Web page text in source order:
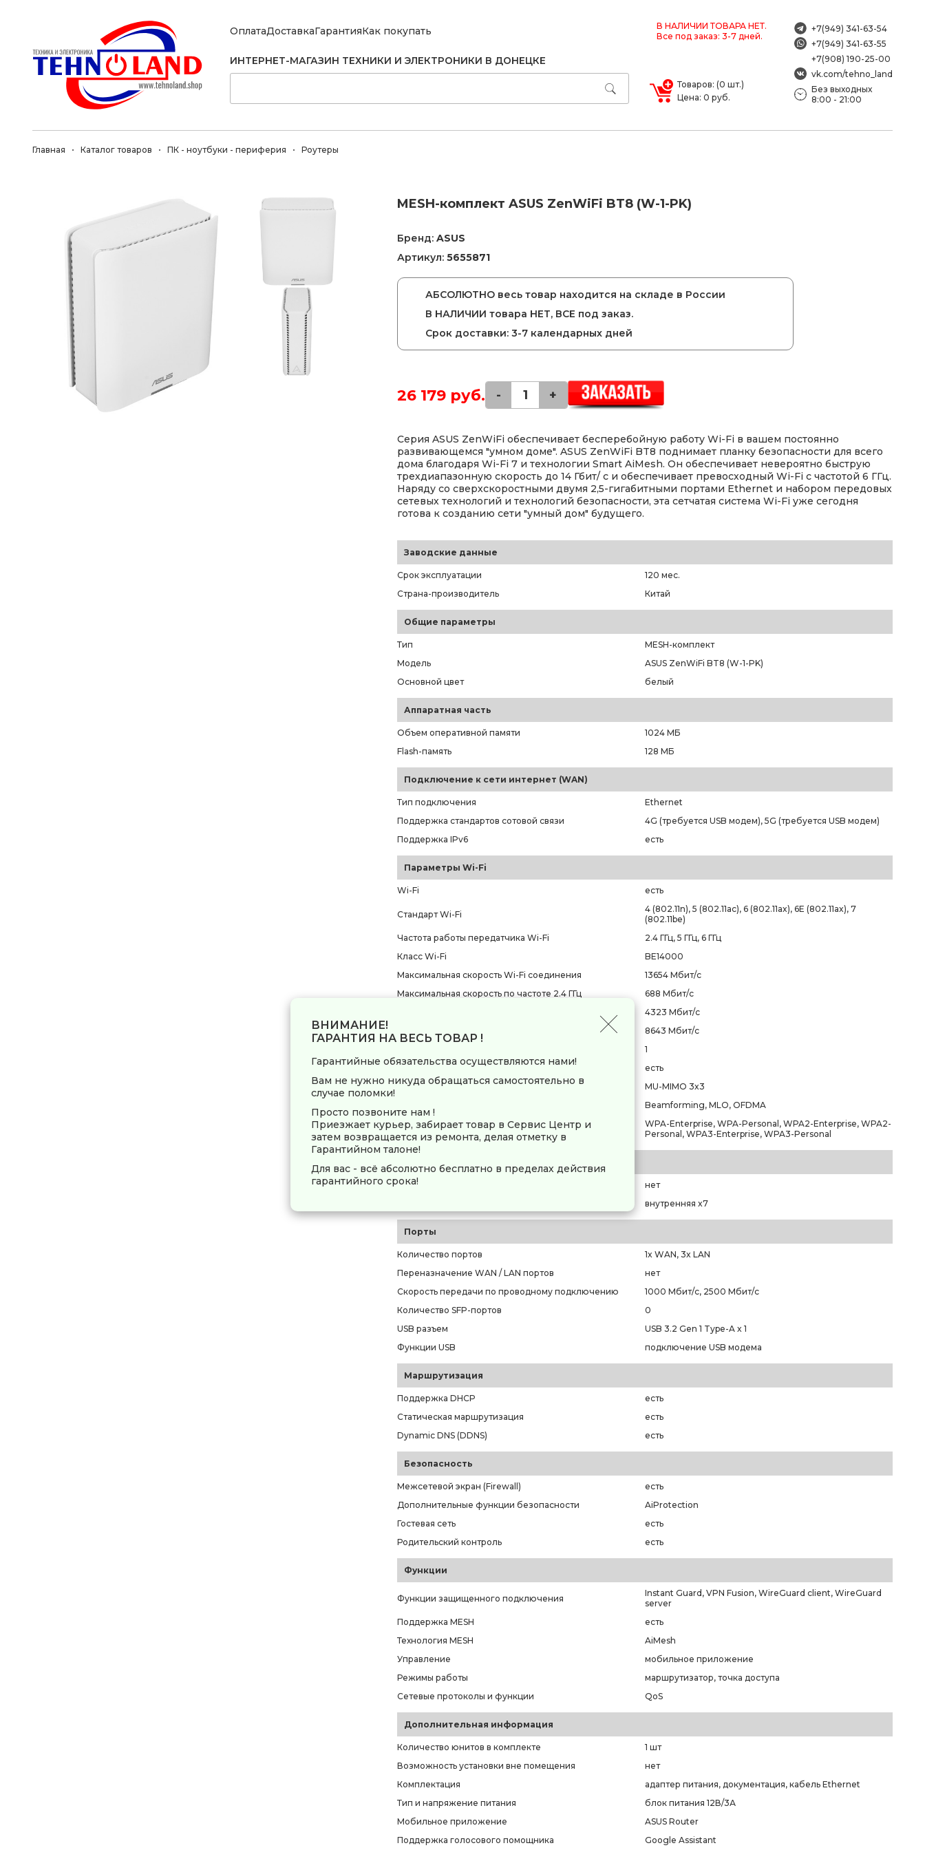
ОплатаДоставкаГарантияКак покупать
В НАЛИЧИИ ТОВАРА НЕТ.
Все под заказ: 3-7 дней.
ИНТЕРНЕТ-МАГАЗИН ТЕХНИКИ И ЭЛЕКТРОНИКИ В ДОНЕЦКЕ
Товаров: (0 шт.)
Цена: 0 руб.
+7(949) 341-63-54
+7(949) 341-63-55
+7(908) 190-25-00
vk.com/tehno_land
Без выходных
8:00 - 21:00
Главная Каталог товаров ПК - ноутбуки - периферия Роутеры
MESH-комплект ASUS ZenWiFi BT8 (W-1-PK)
Бренд: ASUS
Артикул: 5655871
АБСОЛЮТНО весь товар находится на складе в России
В НАЛИЧИИ товара НЕТ, ВСЕ под заказ.
Срок доставки: 3-7 календарных дней
26 179 руб. - +
Серия ASUS ZenWiFi обеспечивает бесперебойную работу Wi-Fi в вашем постоянно
развивающемся "умном доме". ASUS ZenWiFi BT8 поднимает планку безопасности для всего
дома благодаря Wi-Fi 7 и технологии Smart AiMesh. Он обеспечивает невероятно быструю
трехдиапазонную скорость до 14 Гбит/ с и обеспечивает превосходный Wi-Fi с частотой 6 ГГц.
Наряду со сверхскоростными двумя 2,5-гигабитными портами Ethernet и набором передовых
сетевых технологий и технологий безопасности, эта сетчатая система Wi-Fi уже сегодня
готова к созданию сети "умный дом" будущего.
Заводские данные
Срок эксплуатации
120 мес.
Страна-производитель
Китай
Общие параметры
Тип
MESH-комплект
Модель
ASUS ZenWiFi BT8 (W-1-PK)
Основной цвет
белый
Аппаратная часть
Объем оперативной памяти
1024 МБ
Flash-память
128 МБ
Подключение к сети интернет (WAN)
Тип подключения
Ethernet
Поддержка стандартов сотовой связи
4G (требуется USB модем), 5G (требуется USB модем)
Поддержка IPv6
есть
Параметры Wi-Fi
Wi-Fi есть
Стандарт Wi-Fi
4 (802.11n), 5 (802.11ac), 6 (802.11ax), 6E (802.11ax), 7
(802.11be)
Частота работы передатчика Wi-Fi
2.4 ГГц, 5 ГГц, 6 ГГц
Класс Wi-Fi
BE14000
Максимальная скорость Wi-Fi соединения
13654 Мбит/с
Максимальная скорость по частоте 2.4 ГГц
688 Мбит/с
4323 Мбит/с
8643 Мбит/с
1
Одновременная работа в двух диапазонах
есть
Многопотоковая передача данных
MU-MIMO 3x3
Beamforming, MLO, OFDMA
Безопасность соединения
WPA-Enterprise, WPA-Personal, WPA2-Enterprise, WPA2-
Personal, WPA3-Enterprise, WPA3-Personal
Антенна
Съемная антенна
нет
внутренняя x7
Порты
Количество портов
1x WAN, 3x LAN
Переназначение WAN / LAN портов
нет
Скорость передачи по проводному подключению
1000 Мбит/с, 2500 Мбит/с
Количество SFP-портов
0
USB разъем
USB 3.2 Gen 1 Type-A x 1
Функции USB
подключение USB модема
Маршрутизация
Поддержка DHCP
есть
Статическая маршрутизация
есть
Dynamic DNS (DDNS)
есть
Безопасность
Межсетевой экран (Firewall)
есть
Дополнительные функции безопасности
AiProtection
Гостевая сеть
есть
Родительский контроль
есть
Функции
Функции защищенного подключения
Instant Guard, VPN Fusion, WireGuard client, WireGuard
server
Поддержка MESH
есть
Технология MESH
AiMesh
Управление
мобильное приложение
Режимы работы
маршрутизатор, точка доступа
Сетевые протоколы и функции
QoS
Дополнительная информация
Количество юнитов в комплекте
1 шт
Возможность установки вне помещения
нет
Комплектация
адаптер питания, документация, кабель Ethernet
Тип и напряжение питания
блок питания 12В/3А
Мобильное приложение
ASUS Router
Поддержка голосового помощника
Google Assistant
ВНИМАНИЕ!
ГАРАНТИЯ НА ВЕСЬ ТОВАР !
Гарантийные обязательства осуществляются нами!
Вам не нужно никуда обращаться самостоятельно в
случае поломки!
Просто позвоните нам !
Приезжает курьер, забирает товар в Сервис Центр и
затем возвращается из ремонта, делая отметку в
Гарантийном талоне!
Для вас - всё абсолютно бесплатно в пределах действия
гарантийного срока!